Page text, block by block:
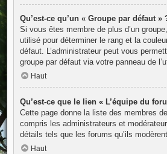
Qu’est-ce qu’un « Groupe par défaut »
Si vous êtes membre de plus d’un
utilisé pour déterminer le rang et la
défaut. L’administrateur peut vous
groupe par défaut via votre panneau de
Haut
Qu’est-ce que le lien « L’équipe du
Cette page donne la liste des membres
compris les administrateurs et
détails tels que les forums qu’ils modèrent.
Haut